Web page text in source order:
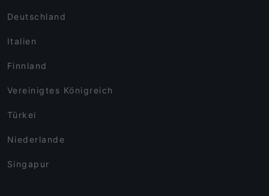
Deutschland
Italien
Finnland
Vereinigtes Königreich
Türkei
Niederlande
Singapur